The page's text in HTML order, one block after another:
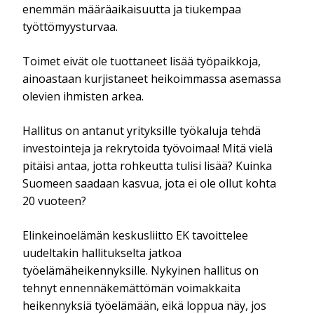
enemmän määräaikaisuutta ja tiukempaa
työttömyysturvaa.
Toimet eivät ole tuottaneet lisää työpaikkoja,
ainoastaan kurjistaneet heikoimmassa asemassa
olevien ihmisten arkea.
Hallitus on antanut yrityksille työkaluja tehdä
investointeja ja rekrytoida työvoimaa! Mitä vielä
pitäisi antaa, jotta rohkeutta tulisi lisää? Kuinka
Suomeen saadaan kasvua, jota ei ole ollut kohta
20 vuoteen?
Elinkeinoelämän keskusliitto EK tavoittelee
uudeltakin hallitukselta jatkoa
työelämäheikennyksille. Nykyinen hallitus on
tehnyt ennennäkemättömän voimakkaita
heikennyksiä työelämään, eikä loppua näy, jos